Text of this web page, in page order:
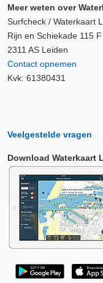
Meer weten over
Surfcheck / Waterkaart
Rijn en Schiekade 115 F
2311 AS Leiden
Contact opnemen
Kvk: 61380431
Veelgestelde vragen
Download Waterkaart